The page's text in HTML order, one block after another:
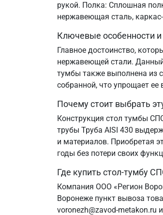
рукой. Полка: Сплошная
нержавеющая сталь,
Ключевые особенности
Главное достоинство,
нержавеющей стали.
тумбы также выполнена из
собранной, что упрощает ее
Почему стоит выбрать
Конструкция стол тумбы
трубы Труба AISI 430
и материалов. Приобретая
годы без потери своих
Где купить стол-тумбу
Компания ООО «Регион
Воронеже пункт вывоза
voronezh@zavod-metakon.ru